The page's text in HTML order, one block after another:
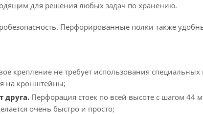
для решения любых задач по хранению.
Перфорированные полки также
крепление не требует использования специальных
на кронштейны;
друга. Перфорация стоек по всей высоте с шагом 44
очень быстро и просто;